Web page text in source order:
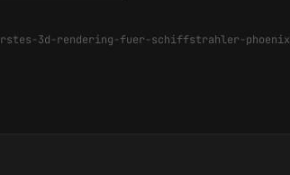
3d-rendering-fuer-schiffstrahler-phoenix